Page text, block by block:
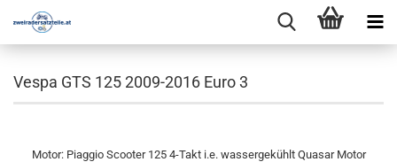
Vespa GTS 125 2009-2016 Euro 3
Motor: Piaggio Scooter 125 4-Takt i.e. wassergekühlt Quasar Motor